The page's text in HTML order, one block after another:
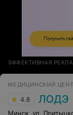
ЭФФЕКТИВНАЯ
МЕДИЦИНСКИЙ
4.8 ЛОДЭ
Минск, ул.